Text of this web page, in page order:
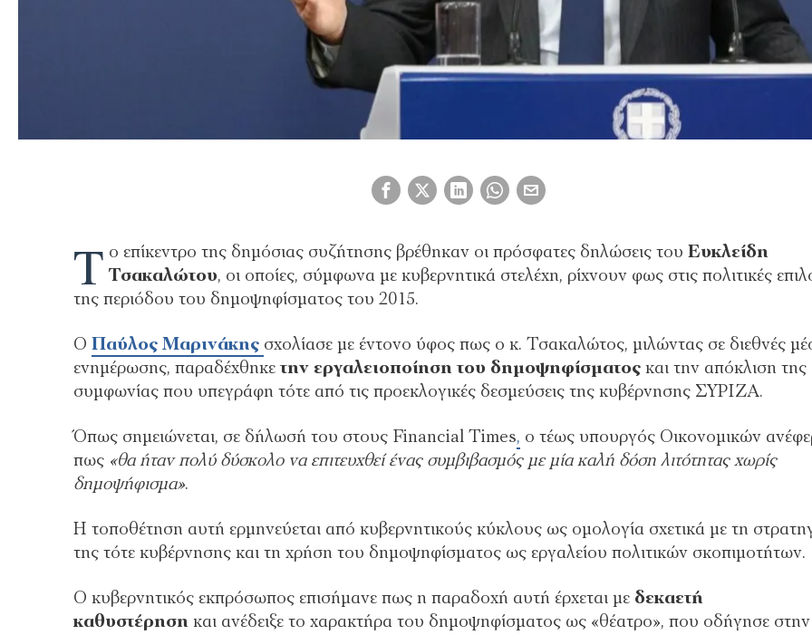
T ο επίκεντρο της δημόσιας συζήτησης βρέθηκαν οι πρόσφατες δηλώσεις τουΕυκλείδη
Τσακαλώτου, οι οποίες, σύμφωνα με κυβερνητικά στελέχη, ρίχνουν φως στις πολιτικές
της περιόδου του δημοψηφίσματος του 2015.
Ο Παύλος Μαρινάκης σχολίασε με έντονο ύφος πως ο κ. Τσακαλώτος, μιλώντας σε διεθνές
ενημέρωσης, παραδέχθηκετην εργαλειοποίηση του δημοψηφίσματοςκαι την απόκλιση της
συμφωνίας που υπεγράφη τότε από τις προεκλογικές δεσμεύσεις της κυβέρνησης ΣΥΡΙΖΑ.
Όπως σημειώνεται, σε δήλωσή του στους Financial Times, ο τέως υπουργός Οικονομικών
πως «θα ήταν πολύ δύσκολο να επιτευχθεί ένας συμβιβασμός με μία καλή δόση λιτότητας χωρίς
δημοψήφισμα».
Η τοποθέτηση αυτή ερμηνεύεται από κυβερνητικούς κύκλους ως ομολογία σχετικά με τη
της τότε κυβέρνησης και τη χρήση του δημοψηφίσματος ως εργαλείου πολιτικών σκοπιμοτήτων.
Ο κυβερνητικός εκπρόσωπος επισήμανε πως η παραδοχή αυτή έρχεται με δεκαετή
καθυστέρηση και ανέδειξε το χαρακτήρα του δημοψηφίσματος ως «θέατρο», που οδήγησε στην